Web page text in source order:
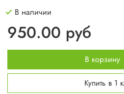
В наличии
950.00 руб
В корзину
Купить в 1